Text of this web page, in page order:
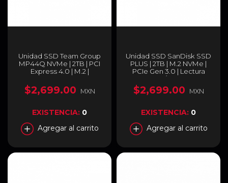
Unidad SSD Team Group
MP44Q NVMe | 2TB | PCI
Express 4.0 | M.2 |
$2,699.00 MXN
EXISTENCIA: 0
Agregar al carrito
Unidad SSD SanDisk SSD
PLUS | 2TB | M.2 NVMe |
PCIe Gen 3.0 | Lectura
3200MB/s | Escritura
3000MB/s | SDSSDA3N-
2T00-G26​
$2,699.00 MXN
EXISTENCIA: 0
Agregar al carrito